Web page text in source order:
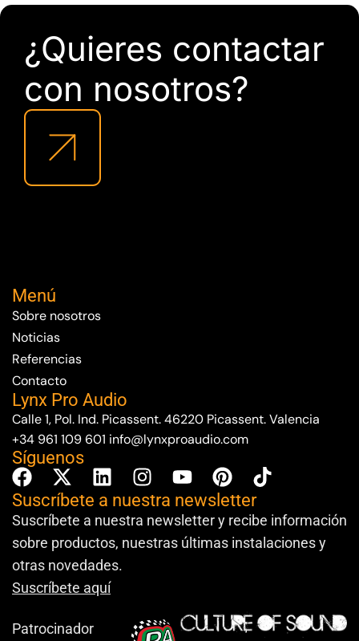
¿Quieres contactar
con nosotros?
Menú
Sobre nosotros
Noticias
Referencias
Contacto
Lynx Pro Audio
Calle 1, Pol. Ind. Picassent. 46220 Picassent. Valencia
+34 961 109 601 info@lynxproaudio.com
Síguenos
Suscríbete a nuestra newsletter
Suscríbete a nuestra newsletter y recibe información
sobre productos, nuestras últimas instalaciones y
otras novedades.
Suscríbete aquí
Patrocinador